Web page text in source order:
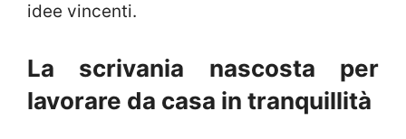
idee vincenti.
La scrivania nascosta per
lavorare da casa in tranquillità